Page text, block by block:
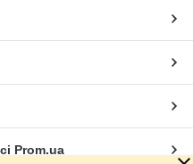
Prom.ua